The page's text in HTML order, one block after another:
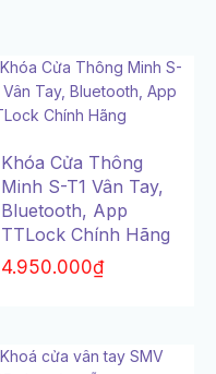
Khóa Cửa Thông
Minh S-T1 Vân Tay,
Bluetooth, App
TTLock Chính Hãng
4.950.000₫